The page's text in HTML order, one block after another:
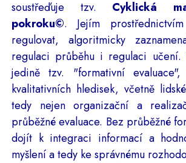
soustřeďuje tzv. Cyklická
pokroku©. Jejím
regulovat, algoritmicky
regulaci průběhu i regulaci učení.
jedině tzv. "formativní
kvalitativních hledisek, včetně
tedy nejen organizační a
průběžné evaluace. Bez průběžné
dojít k integraci informací a
myšlení a tedy ke správnému